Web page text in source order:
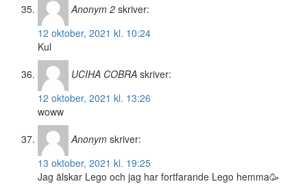
Anonym 2 skriver:
12 oktober, 2021 kl. 10:24
Kul
UCIHA COBRA skriver:
12 oktober, 2021 kl. 13:26
woww
Anonym skriver:
13 oktober, 2021 kl. 19:25
Jag älskar Lego och jag har fortfarande Lego hemma🥳